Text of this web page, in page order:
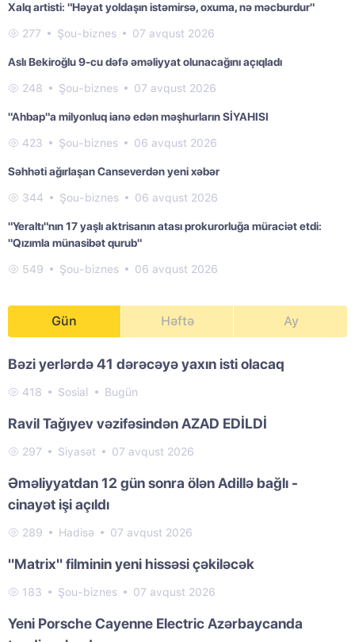
Xalq artisti: "Həyat yoldaşın istəmirsə, oxuma, nə məcburdur"
277 Şou-biznes 07 avqust 2026
Aslı Bekiroğlu 9-cu dəfə əməliyyat olunacağını açıqladı
248 Şou-biznes 07 avqust 2026
"Ahbap"a milyonluq ianə edən məşhurların SİYAHISI
423 Şou-biznes 06 avqust 2026
Səhhəti ağırlaşan Canseverdən yeni xəbər
344 Şou-biznes 06 avqust 2026
"Yeraltı"nın 17 yaşlı aktrisanın atası prokurorluğa müraciət etdi:
"Qızımla münasibət qurub"
549 Şou-biznes 06 avqust 2026
Gün Həftə Ay
Bəzi yerlərdə 41 dərəcəyə yaxın isti olacaq
418 Sosial Bugün
Ravil Tağıyev vəzifəsindən AZAD EDİLDİ
297 Siyasət 07 avqust 2026
Əməliyyatdan 12 gün sonra ölən Adillə bağlı -
cinayət işi açıldı
289 Hadisə 07 avqust 2026
"Matrix" filminin yeni hissəsi çəkiləcək
183 Şou-biznes 07 avqust 2026
Yeni Porsche Cayenne Electric Azərbaycanda